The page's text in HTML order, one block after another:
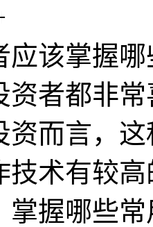
应该掌握
资者都非
资而言，
技术有较
掌握哪些